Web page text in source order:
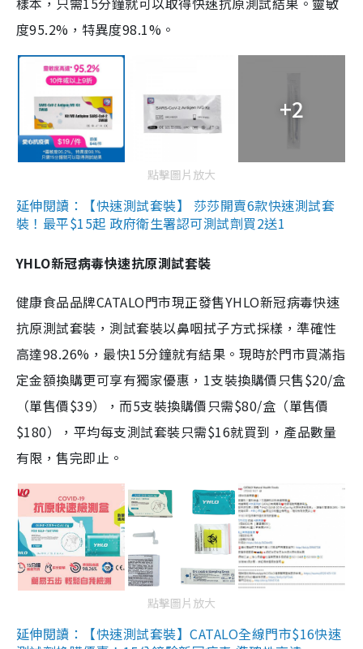
度95.2%，特異度98.1%。
+2
點擊圖片放大
延伸閱讀：【快速測試套裝】 莎莎開賣6款快速測試套
裝！最平$15起 政府衛生署認可測試劑買2送1
YHLO新冠病毒快速抗原測試套裝
健康食品品牌CATALO門市現正發售YHLO新冠病毒快速
抗原測試套裝，測試套裝以鼻咽拭子方式採樣，準確性
高達98.26%，最快15分鐘就有結果。現時於門市買滿指
定金額換購更可享有獨家優惠，1支裝換購價只售$20/盒
（單售價$39），而5支裝換購價只需$80/盒（單售價
$180），平均每支測試套裝只需$16就買到，產品數量
有限，售完即止。
點擊圖片放大
延伸閱讀：【快速測試套裝】CATALO全線門市$16快速